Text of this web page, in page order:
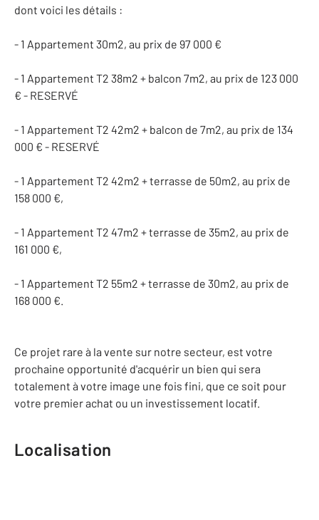
dont voici les détails :
- 1 Appartement 30m2, au prix de 97 000 €
- 1 Appartement T2 38m2 + balcon 7m2, au prix de 123 000
€ - RESERVÉ
- 1 Appartement T2 42m2 + balcon de 7m2, au prix de 134
000 € - RESERVÉ
- 1 Appartement T2 42m2 + terrasse de 50m2, au prix de
158 000 €,
- 1 Appartement T2 47m2 + terrasse de 35m2, au prix de
161 000 €,
- 1 Appartement T2 55m2 + terrasse de 30m2, au prix de
168 000 €.
Ce projet rare à la vente sur notre secteur, est votre
prochaine opportunité d'acquérir un bien qui sera
totalement à votre image une fois fini, que ce soit pour
votre premier achat ou un investissement locatif.
Localisation